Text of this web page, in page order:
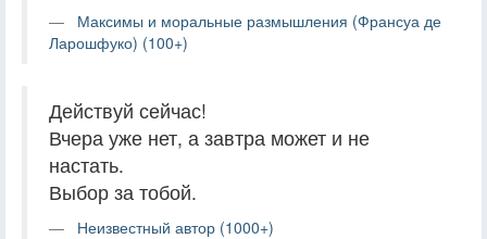
Максимы и моральные размышления (Франсуа де
Ларошфуко) (100+)
Действуй сейчас!
Вчера уже нет, а завтра может и не
настать.
Выбор за тобой.
Неизвестный автор (1000+)